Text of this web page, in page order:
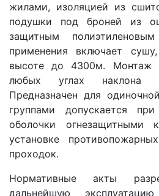
жилами, изоляцией из
подушки под броней из
защитным
применения включает
высоте до 4300м. Монтаж
любых углах наклона
Предназначен для
группами допускается
оболочки огнезащитными
установке
проходок.
Нормативные акты
дальнейшую